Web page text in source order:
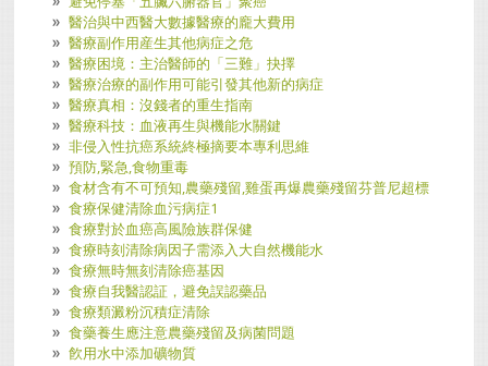
醫治與中西醫大數據醫療的龐大費用
醫療副作用産生其他病症之危
醫療困境：主治醫師的「三難」抉擇
醫療治療的副作用可能引發其他新的病症
醫療真相：沒錢者的重生指南
醫療科技：血液再生與機能水關鍵
非侵入性抗癌系統終極摘要本專利思維
預防,緊急,食物重毒
食材含有不可預知,農藥殘留,雞蛋再爆農藥殘留芬普尼超標
食療保健清除血污病症1
食療對於血癌高風險族群保健
食療時刻清除病因子需添入大自然機能水
食療無時無刻清除癌基因
食療自我醫認証，避免誤認藥品
食療類澱粉沉積症清除
食藥養生應注意農藥殘留及病菌問題
飮用水中添加礦物質